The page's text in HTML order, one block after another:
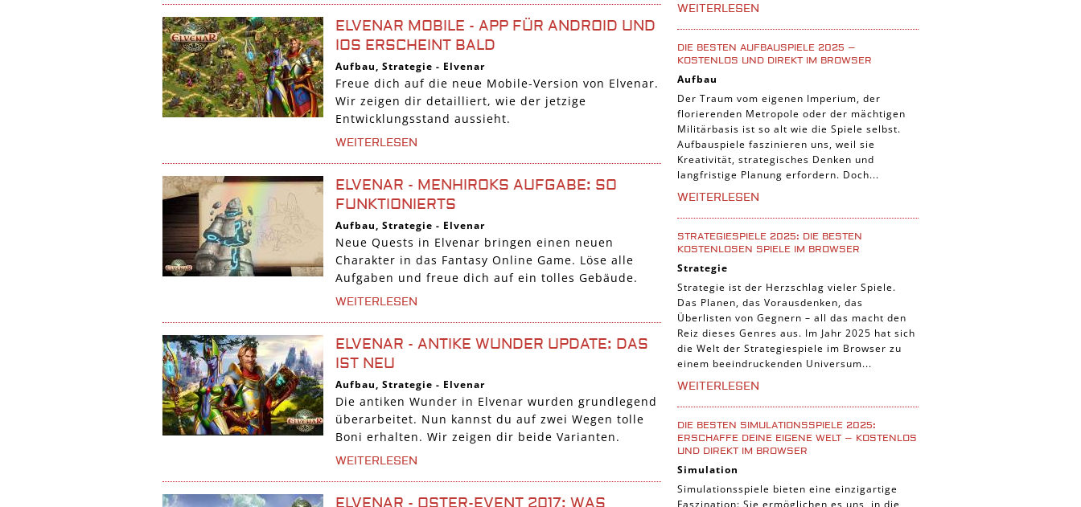
ELVENAR MOBILE - APP FÜR ANDROID UND
IOS ERSCHEINT BALD
Aufbau, Strategie - Elvenar
Freue dich auf die neue Mobile-Version von Elvenar.
Wir zeigen dir detailliert, wie der jetzige
Entwicklungsstand aussieht.
WEITERLESEN
ELVENAR - MENHIROKS AUFGABE: SO
FUNKTIONIERTS
Aufbau, Strategie - Elvenar
Neue Quests in Elvenar bringen einen neuen
Charakter in das Fantasy Online Game. Löse alle
Aufgaben und freue dich auf ein tolles Gebäude.
WEITERLESEN
ELVENAR - ANTIKE WUNDER UPDATE: DAS
IST NEU
Aufbau, Strategie - Elvenar
Die antiken Wunder in Elvenar wurden grundlegend
überarbeitet. Nun kannst du auf zwei Wegen tolle
Boni erhalten. Wir zeigen dir beide Varianten.
WEITERLESEN
WEITERLESEN
DIE BESTEN AUFBAUSPIELE 2025 –
KOSTENLOS UND DIREKT IM BROWSER
Aufbau
Der Traum vom eigenen Imperium, der
florierenden Metropole oder der mächtigen
Militärbasis ist so alt wie die Spiele selbst.
Aufbauspiele faszinieren uns, weil sie
Kreativität, strategisches Denken und
langfristige Planung erfordern. Doch...
WEITERLESEN
STRATEGIESPIELE 2025: DIE BESTEN
KOSTENLOSEN SPIELE IM BROWSER
Strategie
Strategie ist der Herzschlag vieler Spiele.
Das Planen, das Vorausdenken, das
Überlisten von Gegnern – all das macht den
Reiz dieses Genres aus. Im Jahr 2025 hat sich
die Welt der Strategiespiele im Browser zu
einem beeindruckenden Universum...
WEITERLESEN
DIE BESTEN SIMULATIONSSPIELE 2025:
ERSCHAFFE DEINE EIGENE WELT – KOSTENLOS
UND DIREKT IM BROWSER
Simulation
Simulationsspiele bieten eine einzigartige
Faszination: Sie ermöglichen es uns, in die